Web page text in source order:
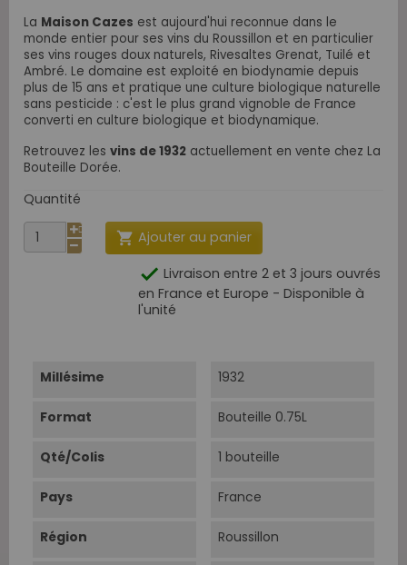
La Maison Cazes est aujourd'hui reconnue dans le
monde entier pour ses vins du Roussillon et en particulier
ses vins rouges doux naturels, Rivesaltes Grenat, Tuilé et
Ambré. Le domaine est exploité en biodynamie depuis
plus de 15 ans et pratique une culture biologique naturelle
sans pesticide : c'est le plus grand vignoble de France
converti en culture biologique et biodynamique.
Retrouvez les vins de 1932 actuellement en vente chez La
Bouteille Dorée.
Quantité
 Ajouter au panier
 Livraison entre 2 et 3 jours ouvrés
en France et Europe - Disponible à
l'unité
Millésime 1932
Format Bouteille 0.75L
Qté/Colis 1 bouteille
Pays France
Région Roussillon